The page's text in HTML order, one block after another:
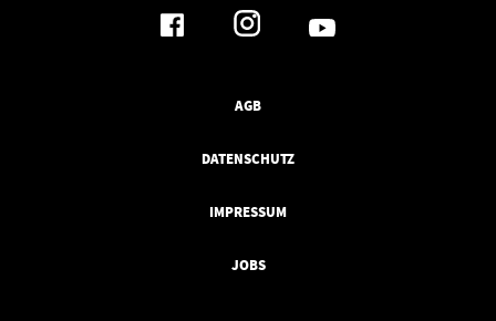
AGB
DATENSCHUTZ
IMPRESSUM
JOBS